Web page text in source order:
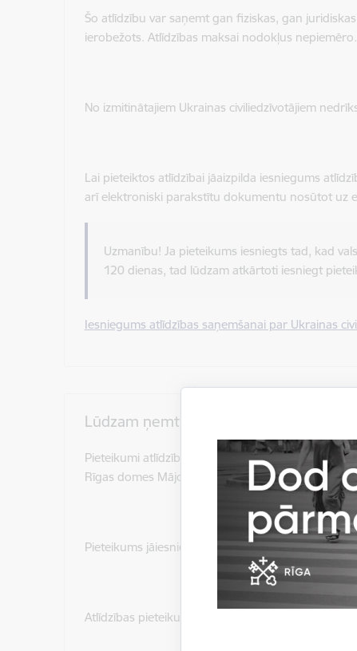
Šo atlīdzību var saņemt gan fiziskas, gan
ierobežots. Atlīdzības maksai nodokļus nepiemēro.
No izmitinātajiem Ukrainas civiliedzīvotājiem
Lai pieteiktos atlīdzībai jāaizpilda iesniegums
arī elektroniski parakstītu dokumentu nosūtot uz
Uzmanību! Ja pieteikums iesniegts tad, kad
120 dienas, tad lūdzam atkārtoti iesniegt
Iesniegums atlīdzības saņemšanai par Ukrainas
Lūdzam ņemt vērā!
Pieteikumi atlīdzības izmaksai un līgumu slēgšanai
Rīgas domes Mājokļu un vides departaments.
Pieteikums jāiesniedz ne vēlāk kā 14 dienu laikā
Atlīdzības pieteikumu